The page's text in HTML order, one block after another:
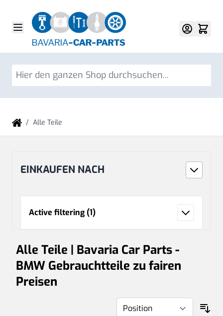
/ Alle Teile
EINKAUFEN NACH
Active filtering (1)
Alle Teile | Bavaria Car Parts -
BMW Gebrauchtteile zu fairen
Preisen